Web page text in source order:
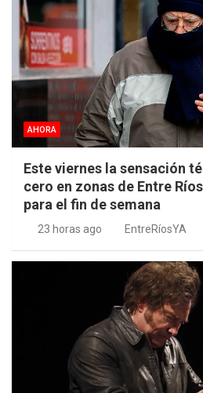
AHORA
Este viernes la sensación
cero en zonas de Entre
para el fin de semana
23 horas ago EntreRíosYA